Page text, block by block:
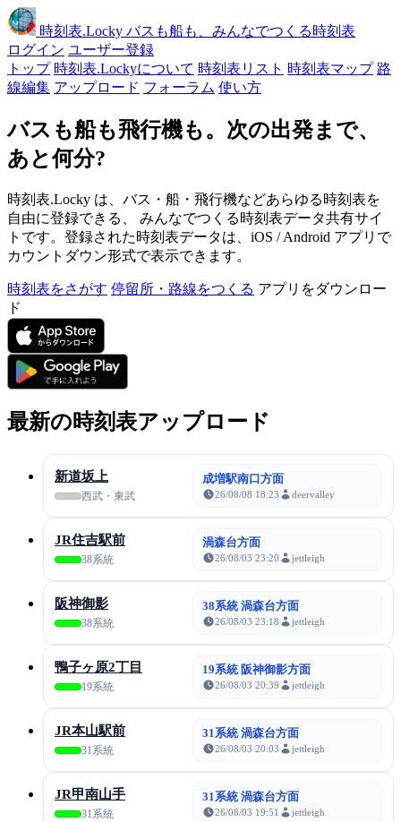
時刻表.Locky バスも船も、みんなでつくる時刻表
ログイン ユーザー登録
トップ 時刻表.Lockyについて 時刻表リスト 時刻表マップ 路
線編集 アップロード フォーラム 使い方
バスも船も飛行機も。次の出発まで、
あと何分?
時刻表.Locky は、バス・船・飛行機などあらゆる時刻表を
自由に登録できる、 みんなでつくる時刻表データ共有サイ
トです。登録された時刻表データは、iOS / Android アプリで
カウントダウン形式で表示できます。
時刻表をさがす 停留所・路線をつくる アプリをダウンロー
ド
最新の時刻表アップロード
新道坂上
西武・東武
成増駅南口方面
26/08/08 18:23 deervalley
JR住吉駅前
38系統
渦森台方面
26/08/03 23:20 jettleigh
阪神御影
38系統
38系統 渦森台方面
26/08/03 23:18 jettleigh
鴨子ヶ原2丁目
19系統
19系統 阪神御影方面
26/08/03 20:39 jettleigh
JR本山駅前
31系統
31系統 渦森台方面
26/08/03 20:03 jettleigh
JR甲南山手
31系統
31系統 渦森台方面
26/08/03 19:51 jettleigh